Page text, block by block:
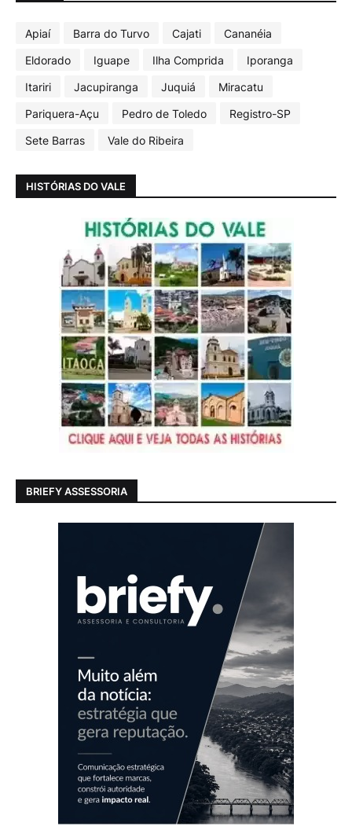
Apiaí Barra do Turvo Cajati
Cananéia
Eldorado
Iguape Ilha Comprida
Iporanga
Itariri
Jacupiranga Juquiá
Miracatu
Pariquera-Açu
Pedro de Toledo
Registro-SP
Sete Barras
Vale do Ribeira
HISTÓRIAS DO VALE
BRIEFY ASSESSORIA